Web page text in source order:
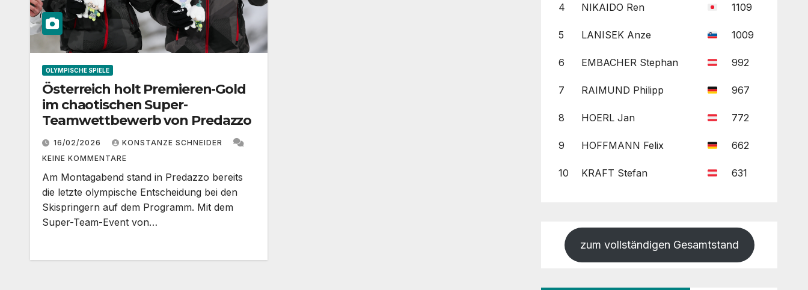
OLYMPISCHE SPIELE
Österreich holt Premieren-Gold
im chaotischen Super-
Teamwettbewerb von Predazzo
16/02/2026
KONSTANZE SCHNEIDER
KEINE KOMMENTARE
Am Montagabend stand in Predazzo bereits
die letzte olympische Entscheidung bei den
Skispringern auf dem Programm. Mit dem
Super-Team-Event von…
4 NIKAIDO Ren 1109
5 LANISEK Anze 1009
6 EMBACHER Stephan 992
7 RAIMUND Philipp 967
8 HOERL Jan 772
9 HOFFMANN Felix 662
10 KRAFT Stefan 631
zum vollständigen Gesamtstand